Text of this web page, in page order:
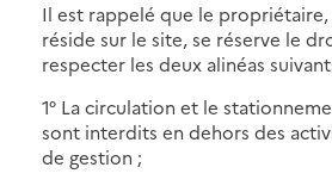
Il est rappelé que le propriétaire,
réside sur le site, se réserve le
respecter les deux alinéas
1° La circulation et le
sont interdits en dehors des
de gestion ;